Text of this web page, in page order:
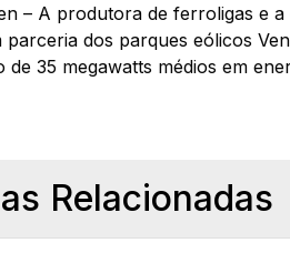
– A produtora de ferroligas e
dos parques eólicos
de 35 megawatts médios em
Relacionadas